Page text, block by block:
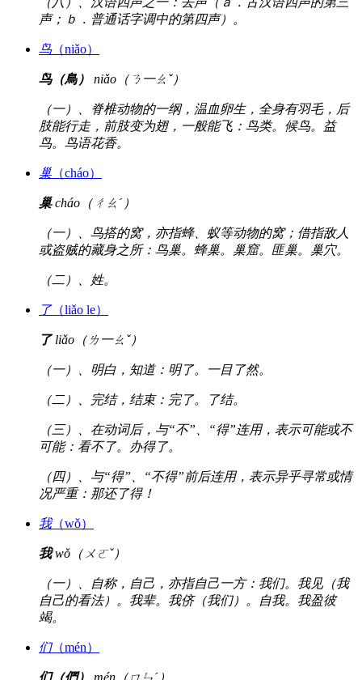
声；ｂ．普通话字调中的第四声）。
鸟（niǎo）
鸟（鳥） niǎo（ㄋ一ㄠˇ）
（一）、脊椎动物的一纲，温血卵生，全身有羽毛，后
肢能行走，前肢变为翅，一般能飞：鸟类。候鸟。益
鸟。鸟语花香。
巢 （cháo）
巢cháo（ㄔㄠˊ）
（一）、鸟搭的窝，亦指蜂、蚁等动物的窝；借指敌人
或盗贼的藏身之所：鸟巢。蜂巢。巢窟。匪巢。巢穴。
（二）、姓。
了（liǎo le）
了liǎo（ㄌ一ㄠˇ）
（一）、明白，知道：明了。一目了然。
（二）、完结，结束：完了。了结。
（三）、在动词后，与“不”、“得”连用，表示可能或不
可能：看不了。办得了。
（四）、与“得”、“不得”前后连用，表示异乎寻常或情
况严重：那还了得！
我（wǒ）
我wǒ（ㄨㄛˇ）
（一）、自称，自己，亦指自己一方：我们。我见（我
自己的看法）。我辈。我侪（我们）。自我。我盈彼
竭。
们（mén）
们（們） mén（ㄇㄣˊ）